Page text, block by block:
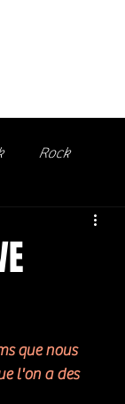
de passionnés !
Rock
que nous
l'on a des